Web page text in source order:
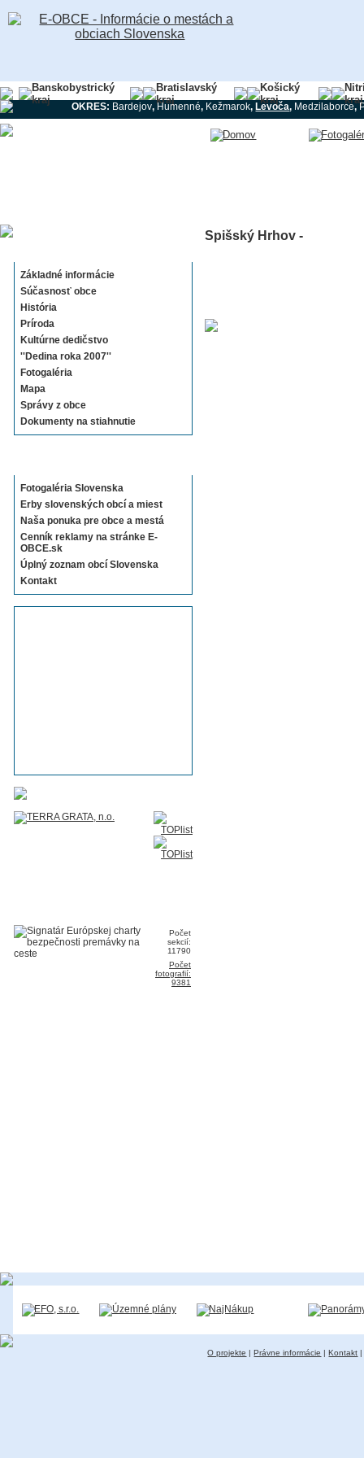
Banskobystrický
kraj
Bratislavský
kraj
Košický
kraj
kraj
OKRES: Bardejov,Humenné, Kežmarok, Levoča, Medzilaborce,
Základné informácie
Súčasnosť obce
História
Príroda
Kultúrne dedičstvo
''Dedina roka 2007''
Fotogaléria
Mapa
Správy z obce
Dokumenty na stiahnutie
Fotogaléria Slovenska
Erby slovenských obcí a miest
Naša ponuka pre obce a mestá
Cenník reklamy na stránke E-
OBCE.sk
Úplný zoznam obcí Slovenska
Kontakt
Počet
sekcií:
11790
Počet
fotografií:
9381
Spišský Hrhov -
O projekte |Právne informácie |Kontakt